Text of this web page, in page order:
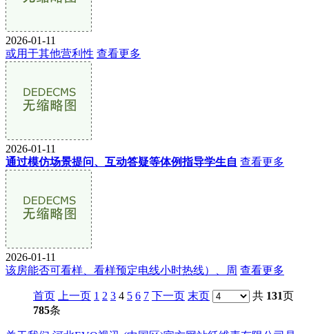
2026-01-11
或用于其他营利性 查看更多
2026-01-11
通过模仿场景提问、互动答疑等体例指导学生自 查看更多
2026-01-11
该房能否可看样、看样预定电线小时热线）、周 查看更多
首页 上一页 1 2 3 4 5 6 7 下一页 末页 共 131页
785条